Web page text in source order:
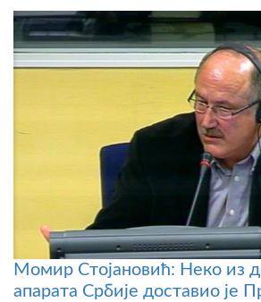
Момир Стојановић: Неко из
апарата Србије доставио је